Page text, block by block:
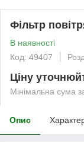
Фільтр
В наявності
Код: 49407
Ціну
Мінімальна сума
Опис